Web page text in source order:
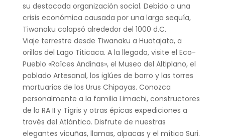
su destacada organización social. Debido a una
crisis económica causada por una larga sequía,
Tiwanaku colapsó alrededor del 1000 d.C.
Viaje terrestre desde Tiwanaku a Huatajata, a
orillas del Lago Titicaca. A la llegada, visite el Eco-
Pueblo «Raíces Andinas», el Museo del Altiplano, el
poblado Artesanal, los iglúes de barro y las torres
mortuarias de los Urus Chipayas. Conozca
personalmente a la familia Limachi, constructores
de la RA II y Tigris y otras épicas expediciones a
través del Atlántico. Disfrute de nuestras
elegantes vicuñas, llamas, alpacas y el mítico Suri.